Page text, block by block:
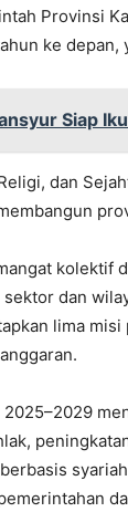
Provinsi
ke depan,
Siap
dan
kolektif
dan
lima misi